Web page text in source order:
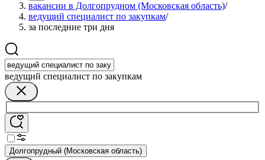
вакансии в Долгопрудном (Московская область)/
ведущий специалист по закупкам/
за последние три дня
ведущий специалист по закупкам
Долгопрудный (Московская область)